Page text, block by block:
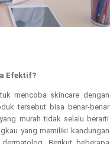
Efektif?
mencoba skincare dengan
tersebut bisa benar-benar
murah tidak selalu berarti
yang memiliki kandungan